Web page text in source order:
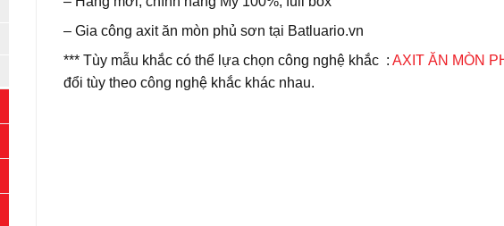
– Gia công axit ăn mòn phủ sơn tại Batluario.vn
*** Tùy mẫu khắc có thể lựa chọn công nghệ khắc : AXIT ĂN MÒN
đổi tùy theo công nghệ khắc khác nhau.